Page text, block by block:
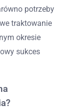
potrzeby
traktowanie
okresie
sukces